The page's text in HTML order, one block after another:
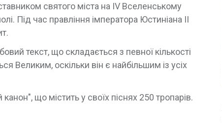
святого міста на IV Вселенському
Під час правління імператора Юстиніана II
текст, що складається з певної кількості
Великим, оскільки він є найбільшим із усіх
що містить у своїх піснях 250 тропарів.